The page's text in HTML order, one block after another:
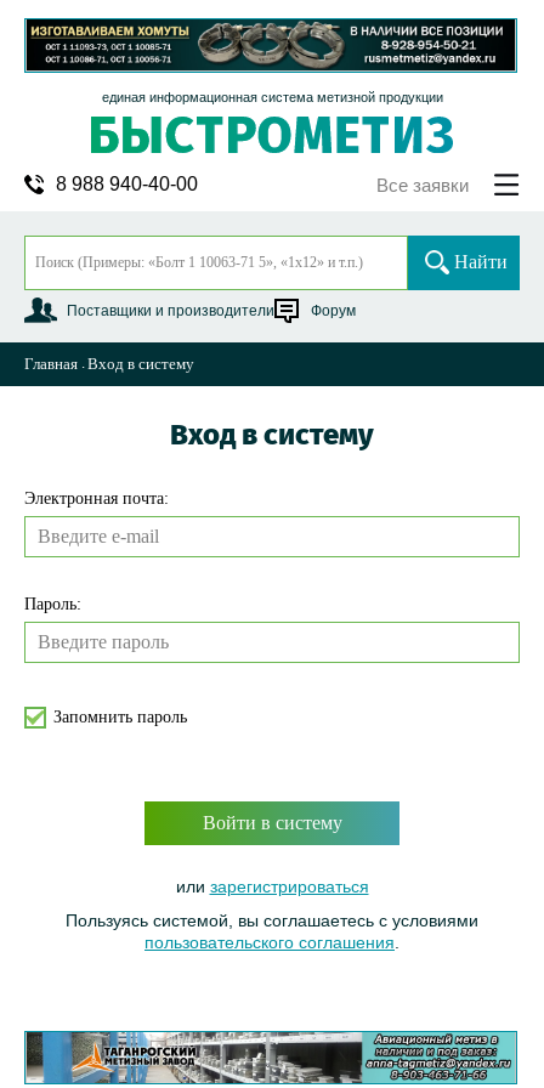
единая информационная система метизной продукции
8 988 940-40-00 Все заявки
Поставщики и производители Форум
Найти
Главная Вход в систему
Вход в систему
Электронная почта:
Пароль:
Запомнить пароль
Пользуясь системой, вы соглашаетесь с условиями
пользовательского соглашения
Войти в систему
или зарегистрироваться